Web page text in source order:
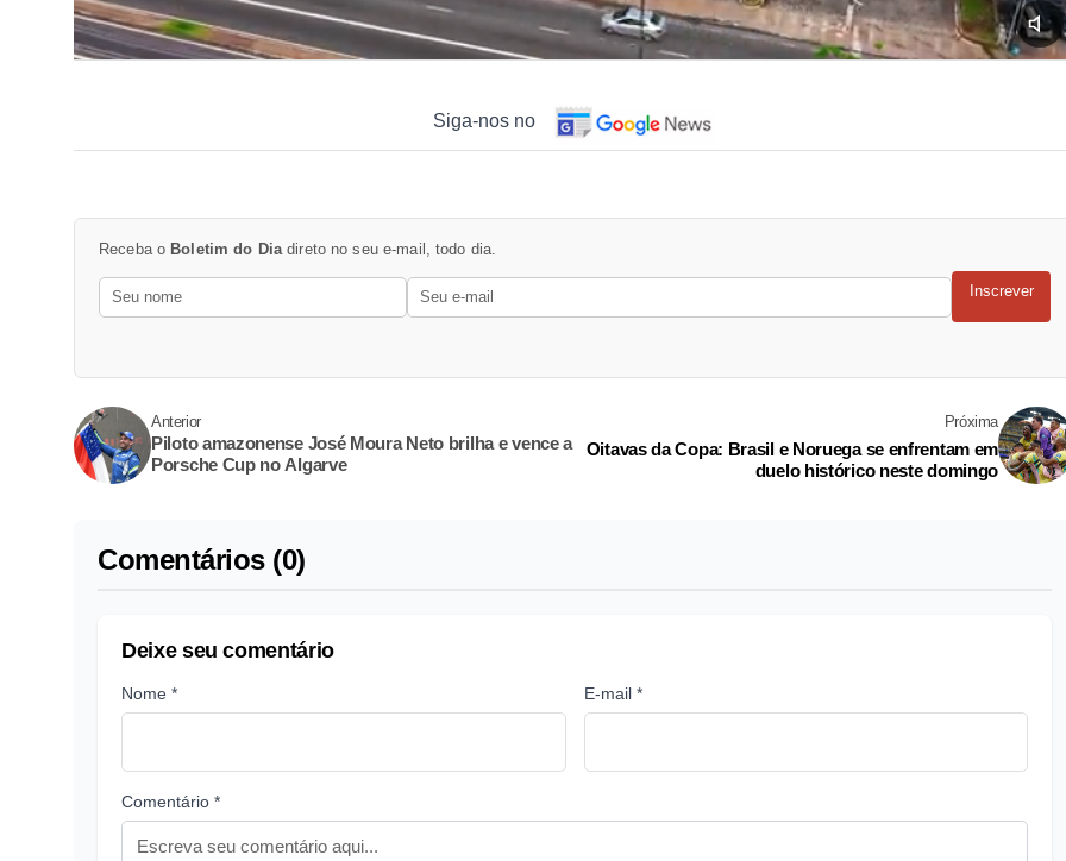
Siga-nos no
Receba o Boletim do Dia direto no seu e-mail, todo dia.
Inscrever
Anterior
Piloto amazonense José Moura Neto brilha e vence a
Porsche Cup no Algarve
Próxima
Oitavas da Copa: Brasil e Noruega se enfrentam em
duelo histórico neste domingo
Comentários (0)
Deixe seu comentário
Nome * E-mail *
Comentário *